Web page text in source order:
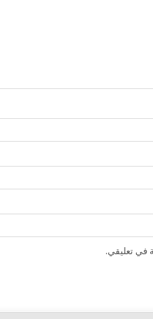
في تعليقي.